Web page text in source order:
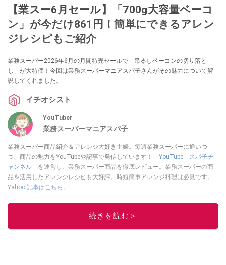
【業スー6月セール】「700g大容量ベーコ
ン」が今だけ861円！簡単にできるアレン
ジレシピもご紹介
業務スーパー2026年6月の月間特売セールで「吊るしベーコンの切り落と
し」が大特価！今回は業務スーパーマニアスパ子さんがその魅力について解
説してくれました。
イチオシスト
YouTuber
業務スーパーマニアスパ子
業務スーパー商品紹介＆アレンジ大好き主婦。毎週業務スーパーに通いつ
つ、商品の魅力をYouTubeや記事で発信しています！ YouTube「スパ子チ
ャンネル」 を運営し、業務スーパー商品を徹底レビュー。業務スーパーの商
品を活用したアレンジレシピも大好評。時短簡単アレンジ料理は必見です。
Yahoo!記事はこちら。
このイチオシストの他の記事を読む
続きを読む＞